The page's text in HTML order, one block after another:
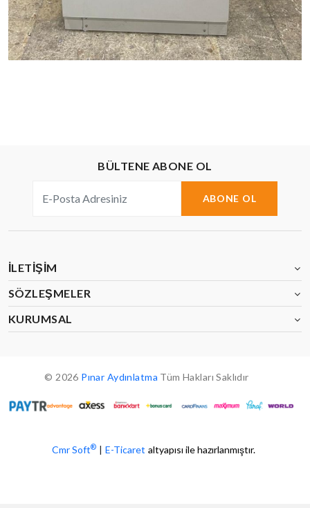
BÜLTENE ABONE OL
ABONE OL
İLETIŞIM
SÖZLEŞMELER
KURUMSAL
© 2026 Pınar Aydınlatma Tüm Hakları Saklıdır
Cmr Soft® | E-Ticaret altyapısı ile hazırlanmıştır.